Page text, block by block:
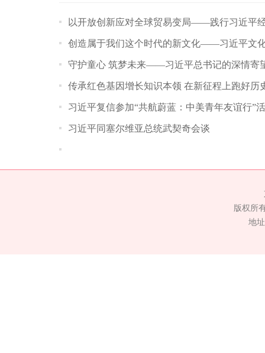
以开放创新应对全球贸易变局——践行习近平
创造属于我们这个时代的新文化——习近平文
守护童心 筑梦未来——习近平总书记的深情寄
传承红色基因增长知识本领 在新征程上跑好历
习近平复信参加“共航蔚蓝：中美青年友谊行”
习近平同塞尔维亚总统武契奇会谈
版权所
地